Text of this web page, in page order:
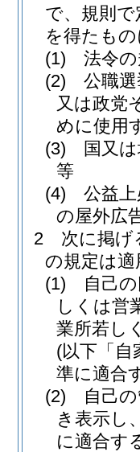
で、規則
を得たも
(1)
法令
(2)
公職
又は政党
めに使用
(3)
国又
等
(4)
公益
の屋外広
2
次に掲げ
の規定は
(1)
自己
しくは営
業所若し
(以下「自
準に適合
(2)
自己
き表示し
に適合す